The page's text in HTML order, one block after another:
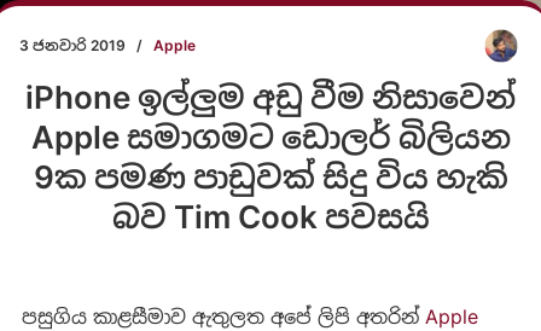
3 ජනවාරි 2019 / Apple
iPhone ඉල්ලුම අඩු වීම නිසාවෙන්
Apple සමාගමට ඩොලර් බිලියන
9ක පමණ පාඩුවක් සිදු විය හැකි
බව Tim Cook පවසයි
පසුගිය කාළසීමාව ඇතුලත අපේ ලිපි අතරින් Apple